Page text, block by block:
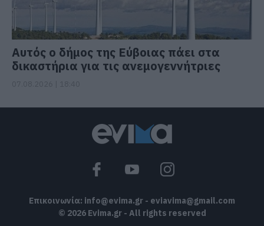
Αυτός ο δήμος της Εύβοιας πάει στα
δικαστήρια για τις ανεμογεννήτριες
Επικοινωνία: info@evima.gr - eviavima@gmail.com
© 2026 Evima.gr - All rights reserved